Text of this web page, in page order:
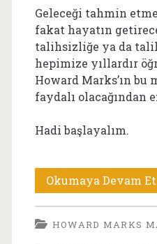
Geleceği tahmin
fakat hayatın
talihsizliğe ya da
hepimize yıllardır
Howard Marks’ın
faydalı olacağından
Hadi başlayalım.
Okumaya Devam Et
HOWARD MARKS